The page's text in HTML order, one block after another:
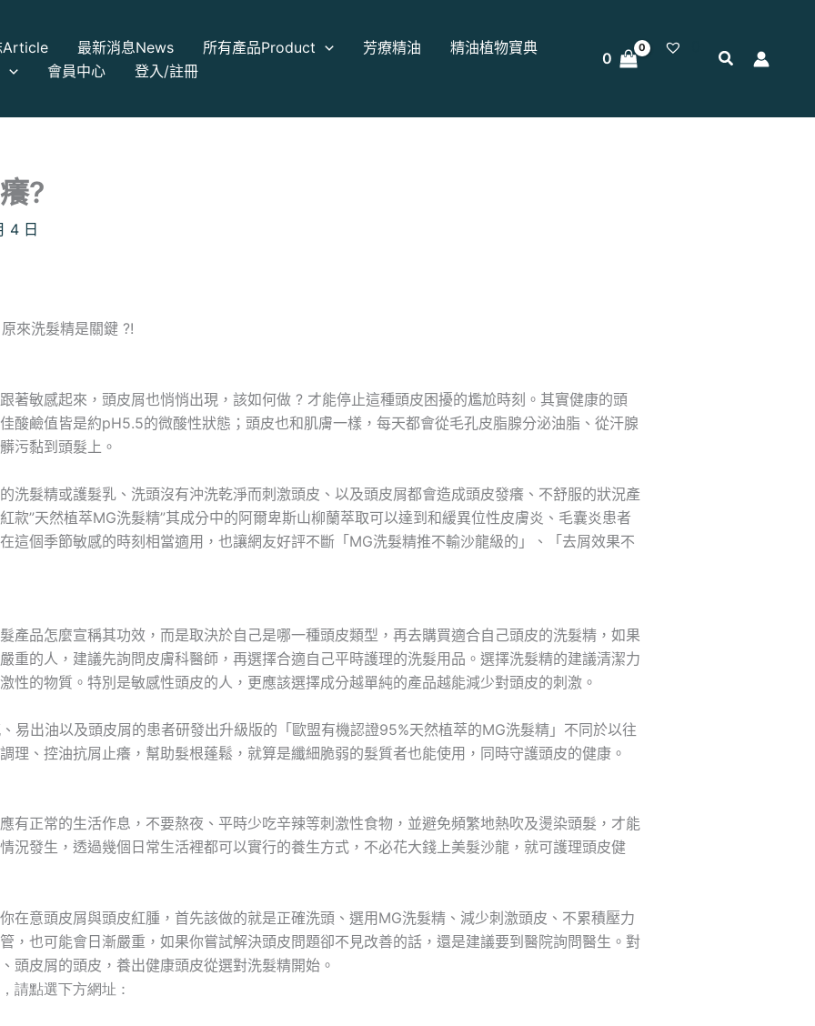
Article 最新消息News 所有產品Product 芳療精油
精油植物寶典
會員中心 登入/註冊
0
?
4 日
來洗髮精是關鍵 ?!
著敏感起來，頭皮屑也悄悄出現，該如何做 ? 才能停止這種頭皮困擾的尷尬時刻。其實健康的頭
酸鹼值皆是約pH5.5的微酸性狀態；頭皮也和肌膚一樣，每天都會從毛孔皮脂腺分泌油脂、從汗腺
污黏到頭髮上。
洗髮精或護髮乳、洗頭沒有沖洗乾淨而刺激頭皮、以及頭皮屑都會造成頭皮發癢、不舒服的狀況產
款”天然植萃MG洗髮精”其成分中的阿爾卑斯山柳蘭萃取可以達到和緩異位性皮膚炎、毛囊炎患者
這個季節敏感的時刻相當適用，也讓網友好評不斷「MG洗髮精推不輸沙龍級的」、「去屑效果不
產品怎麼宣稱其功效，而是取決於自己是哪一種頭皮類型，再去購買適合自己頭皮的洗髮精，如果
重的人，建議先詢問皮膚科醫師，再選擇合適自己平時護理的洗髮用品。選擇洗髮精的建議清潔力
性的物質。特別是敏感性頭皮的人，更應該選擇成分越單純的產品越能減少對頭皮的刺激。
易出油以及頭皮屑的患者研發出升級版的「歐盟有機認證95%天然植萃的MG洗髮精」不同於以往
理、控油抗屑止癢，幫助髮根蓬鬆，就算是纖細脆弱的髮質者也能使用，同時守護頭皮的健康。
有正常的生活作息，不要熬夜、平時少吃辛辣等刺激性食物，並避免頻繁地熱吹及燙染頭髮，才能
況發生，透過幾個日常生活裡都可以實行的養生方式，不必花大錢上美髮沙龍，就可護理頭皮健
在意頭皮屑與頭皮紅腫，首先該做的就是正確洗頭、選用MG洗髮精、減少刺激頭皮、不累積壓力
，也可能會日漸嚴重，如果你嘗試解決頭皮問題卻不見改善的話，還是建議要到醫院詢問醫生。對
頭皮屑的頭皮，養出健康頭皮從選對洗髮精開始。
請點選下方網址 :